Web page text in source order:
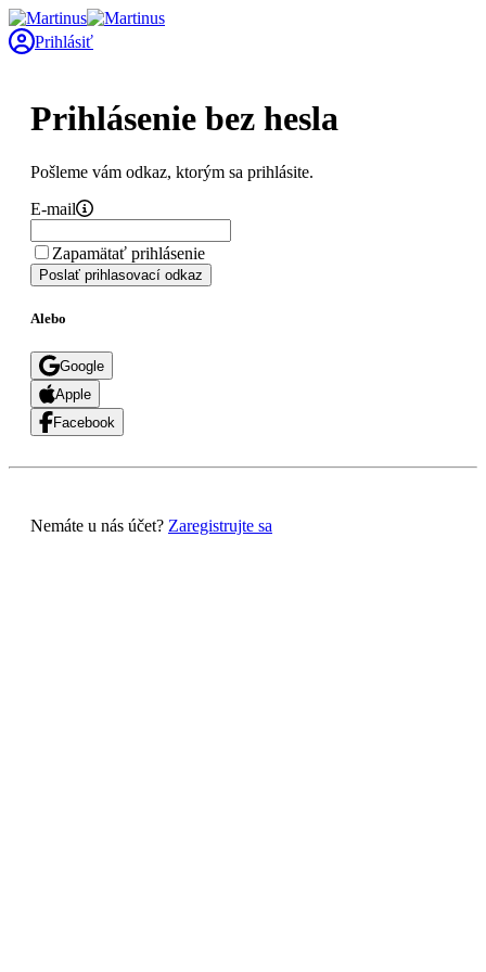
Prihlásiť
Prihlásenie bez hesla
Pošleme vám odkaz, ktorým sa prihlásite.
E-mail
Zapamätať prihlásenie
Poslať prihlasovací odkaz
Alebo
Google
Apple
Facebook
Nemáte u nás účet? Zaregistrujte sa